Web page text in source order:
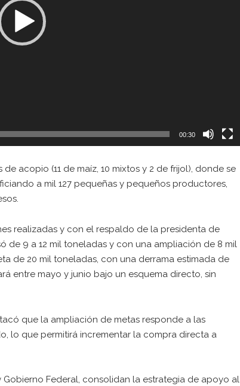
00:30
acopio (11 de maíz, 10 mixtos y 2 de frijol), donde se
a mil 127 pequeñas y pequeños productores,
realizadas y con el respaldo de la presidenta de
de 9 a 12 mil toneladas y con una ampliación de 8 mil
de 20 mil toneladas, con una derrama estimada de
entre mayo y junio bajo un esquema directo, sin
que la ampliación de metas responde a las
lo que permitirá incrementar la compra directa a
Federal, consolidan la estrategia de apoyo al